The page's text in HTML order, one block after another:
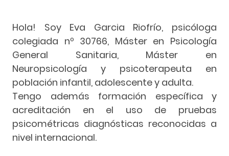
Hola! Soy Eva Garcia Riofrío, psicóloga
colegiada nº 30766, Máster en Psicología
General Sanitaria, Máster en
Neuropsicología y psicoterapeuta en
población infantil, adolescente y adulta.
Tengo además formación específica y
acreditación en el uso de pruebas
psicométricas diagnósticas reconocidas a
nivel internacional.